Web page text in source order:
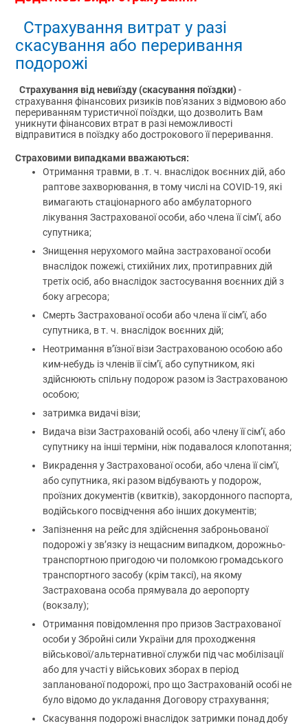
Страхування витрат у разі
скасування або переривання
подорожі
Страхування від невиїзду (скасування поїздки) -
страхування фінансових ризиків пов'язаних з відмовою або
перериванням туристичної поїздки, що дозволить Вам
уникнути фінансових втрат в разі неможливості
відправитися в поїздку або дострокового її переривання.
Страховими випадками вважаються:
Отримання травми, в .т. ч. внаслідок воєнних дій, або
раптове захворювання, в тому числі на COVID-19, які
вимагають стаціонарного або амбулаторного
лікування Застрахованої особи, або члена її сім’ї, або
супутника;
Знищення нерухомого майна застрахованої особи
внаслідок пожежі, стихійних лих, протиправних дій
третіх осіб, або внаслідок застосування воєнних дій з
боку агресора;
Смерть Застрахованої особи або члена її сім’ї, або
супутника, в т. ч. внаслідок воєнних дій;
Неотримання в’їзної візи Застрахованою особою або
ким-небудь із членів її сім’ї, або супутником, які
здійснюють спільну подорож разом із Застрахованою
особою;
затримка видачі візи;
Видача візи Застрахованій особі, або члену її сім’ї, або
супутнику на інші терміни, ніж подавалося клопотання;
Викрадення у Застрахованої особи, або члена її сім’ї,
або супутника, які разом відбувають у подорож,
проїзних документів (квитків), закордонного паспорта,
водійського посвідчення або інших документів;
Запізнення на рейс для здійснення заброньованої
подорожі у зв’язку із нещасним випадком, дорожньо-
транспортною пригодою чи поломкою громадського
транспортного засобу (крім таксі), на якому
Застрахована особа прямувала до аеропорту
(вокзалу);
Отримання повідомлення про призов Застрахованої
особи у Збройні сили України для проходження
військової/альтернативної служби під час мобілізації
або для участі у військових зборах в період
запланованої подорожі, про що Застрахованій особі не
було відомо до укладання Договору страхування;
Скасування подорожі внаслідок затримки понад добу